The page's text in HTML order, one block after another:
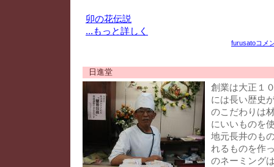
卯の花伝説
...もっと詳しく
furusatoコメ
日進堂
創業は大正１
には長い歴史
のこだわりは
にいいものを
地元長井のも
れるものを作
のネーミング